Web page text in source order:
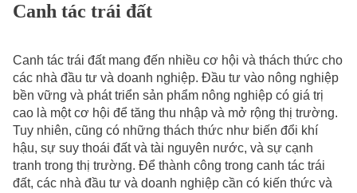
Canh tác trái đất
Canh tác trái đất mang đến nhiều cơ hội và thách thức cho
các nhà đầu tư và doanh nghiệp. Đầu tư vào nông nghiệp
bền vững và phát triển sản phẩm nông nghiệp có giá trị
cao là một cơ hội để tăng thu nhập và mở rộng thị trường.
Tuy nhiên, cũng có những thách thức như biến đổi khí
hậu, sự suy thoái đất và tài nguyên nước, và sự cạnh
tranh trong thị trường. Để thành công trong canh tác trái
đất, các nhà đầu tư và doanh nghiệp cần có kiến thức và